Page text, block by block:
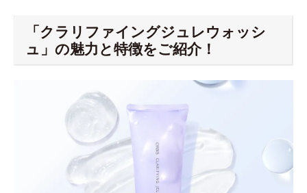
「クラリファイングジュレウォッシ
ュ」の魅力と特徴をご紹介！